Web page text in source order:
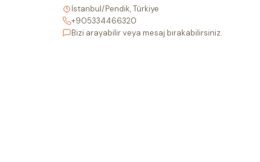
İstanbul/Pendik, Türkiye
+905334466320
Bizi arayabilir veya mesaj bırakabilirsiniz.